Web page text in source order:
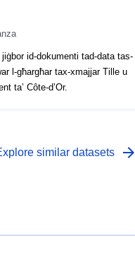
id-dokumenti tad-data tas-
l-għargħar tax-xmajjar Tille u
ta’ Côte-d’Or.
similar datasets arrow_forward